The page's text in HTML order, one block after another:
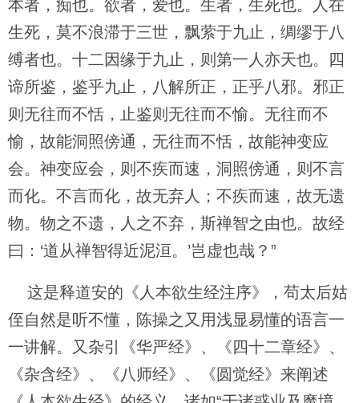
本者，痴也。欲者，爱也。生者，生死也。人在
生死，莫不浪滞于三世，飘萦于九止，绸缪于八
缚者也。十二因缘于九止，则第一人亦天也。四
谛所鉴，鉴乎九止，八解所正，正乎八邪。邪正
则无往而不恬，止鉴则无往而不愉。无往而不
愉，故能洞照傍通，无往而不恬，故能神变应
会。神变应会，则不疾而速，洞照傍通，则不言
而化。不言而化，故无弃人；不疾而速，故无遗
物。物之不遗，人之不弃，斯禅智之由也。故经
曰：‘道从禅智得近泥洹。’岂虚也哉？”
这是释道安的《人本欲生经注序》，苟太后姑
侄自然是听不懂，陈操之又用浅显易懂的语言一
一讲解。又杂引《华严经》、《四十二章经》、
《杂含经》、《八师经》、《圆觉经》来阐述